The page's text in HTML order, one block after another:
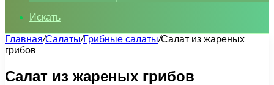
Искать
Главная/Салаты/Грибные салаты/Салат из жареных
грибов
Салат из жареных грибов